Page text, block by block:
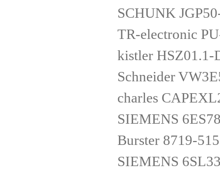
SCHUNK
TR-electronic
kistler HSZ01.1-
Schneider
charles
SIEMENS
Burster 8719-
SIEMENS